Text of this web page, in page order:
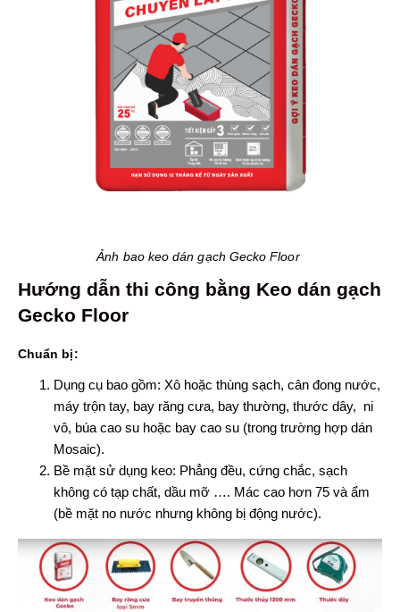
Ảnh bao keo dán gạch Gecko Floor
Hướng dẫn thi công bằng Keo dán gạch
Gecko Floor
Chuẩn bị:
Dụng cụ bao gồm: Xô hoặc thùng sạch, cân đong nước,
máy trộn tay, bay răng cưa, bay thường, thước dây, ni
vô, búa cao su hoặc bay cao su (trong trường hợp dán
Mosaic).
Bề mặt sử dụng keo: Phẳng đều, cứng chắc, sạch
không có tạp chất, dầu mỡ …. Mác cao hơn 75 và ẩm
(bề mặt no nước nhưng không bị động nước).